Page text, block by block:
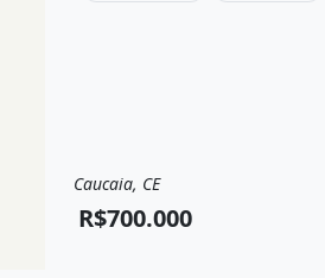
Venda
Caucaia, CE
R$700.000